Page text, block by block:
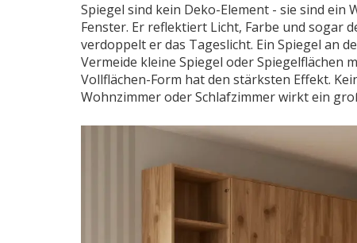
Spiegel sind kein Deko-Element - sie sind ein
Fenster. Er reflektiert Licht, Farbe und sogar
verdoppelt er das Tageslicht. Ein Spiegel an
Vermeide kleine Spiegel oder Spiegelflächen
Vollflächen-Form hat den stärksten Effekt.
Wohnzimmer oder Schlafzimmer wirkt ein